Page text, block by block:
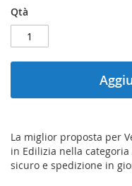
Qtà
La miglior proposta per
in Edilizia nella
sicuro e spedizione in